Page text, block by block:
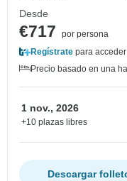
Desde
€717
por persona
Regístrate para
Precio basado en una
1 nov., 2026
+10 plazas libres
Descargar